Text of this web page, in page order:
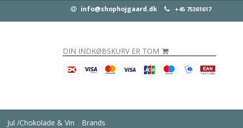
info@shophojgaard.dk +45 75361617
DIN INDKØBSKURV ER TOM
Jul /Chokolade & Vin Brands